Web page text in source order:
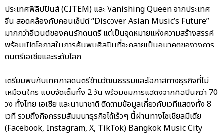
ประเทศฟิลิปปินส์ (CITEM) และ Vanishing Queen จากประเทศ
จีน สอดคล้องกับคอนเซ็ปต์ “Discover Asian Music’s Future”
มากกว่าอีเวนต์ของคนรักดนตรี แต่เป็นจุดหมายแห่งความสร้างสรรค์
พร้อมเปิดโอกาสในการค้นพบศิลปินที่จะกลายเป็นอนาคตของวงการ
ดนตรีเอเชียและระดับโลก
เตรียมพบกับเทศกาลดนตรีข้ามวัฒนธรรมและโอกาสทางธุรกิจที่ไม่
เหมือนใคร แบบจัดเต็มทั้ง 2 วัน พร้อมชมการแสดงจากศิลปินกว่า 70
วง ทั้งไทย เอเชีย และนานาชาติ ติดตามข้อมูลเกี่ยวกับเวทีแสดงทั้ง 8
เวที รวมถึงกิจกรรมสัมมนาธุรกิจได้เร็วๆ นี้ผ่านทางโซเชียลมีเดีย
(Facebook, Instagram, X, TikTok) Bangkok Music City